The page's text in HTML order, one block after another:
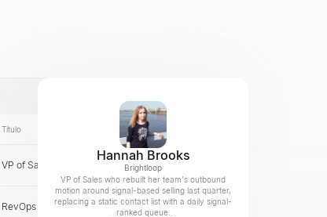
Título Correo electrónico País
VP of Sales Verificar
RevOps Lead Verificar GB
Hannah Brooks
Brightloop
VP of Sales who rebuilt her team's outbound
motion around signal-based selling last quarter,
replacing a static contact list with a daily signal-
ranked queue.